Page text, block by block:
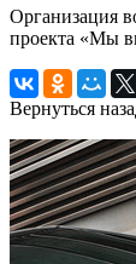
Организация
проекта «Мы
Вернуться